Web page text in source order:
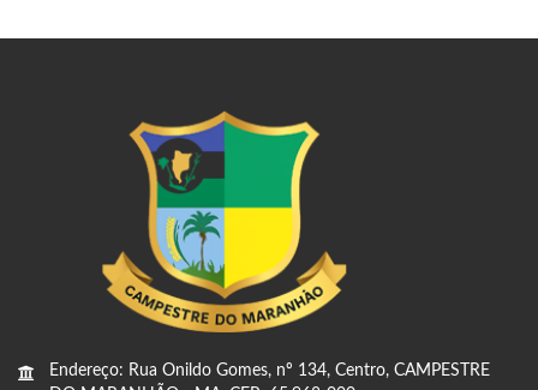
Endereço: Rua Onildo Gomes, nº 134, Centro, CAMPESTRE